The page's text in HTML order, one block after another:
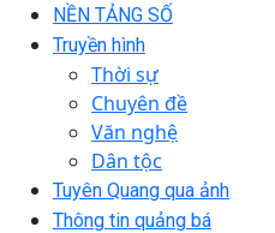
NỀN TẢNG SỐ
Truyền hình
Thời sự
Chuyên đề
Văn nghệ
Dân tộc
Tuyên Quang qua ảnh
Thông tin quảng bá